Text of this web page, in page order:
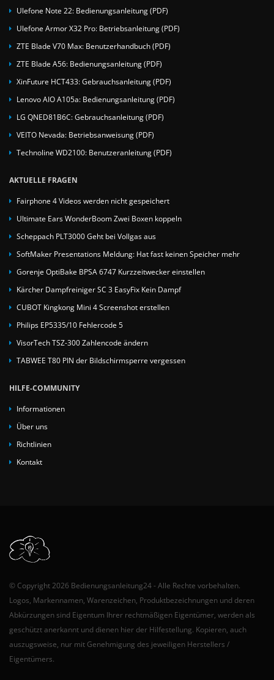
Ulefone Note 22: Bedienungsanleitung (PDF)
Ulefone Armor X32 Pro: Betriebsanleitung (PDF)
ZTE Blade V70 Max: Benutzerhandbuch (PDF)
ZTE Blade A56: Bedienungsanleitung (PDF)
XinFuture HCT433: Gebrauchsanleitung (PDF)
Lenovo AIO A105a: Bedienungsanleitung (PDF)
LG QNED81B6C: Gebrauchsanleitung (PDF)
VEITO Nevada: Betriebsanweisung (PDF)
Technoline WD2100: Benutzeranleitung (PDF)
AKTUELLE FRAGEN
Fairphone 4 Videos werden nicht gespeichert
Ultimate Ears WonderBoom Zwei Boxen koppeln
Scheppach PLT3000 Geht bei Vollgas aus
SoftMaker Presentations Meldung: Hat fast keinen Speicher mehr
Gorenje OptiBake BPSA 6747 Kurzzeitwecker einstellen
Kärcher Dampfreiniger SC 3 EasyFix Kein Dampf
CUBOT Kingkong Mini 4 Screenshot erstellen
Philips EP5335/10 Fehlercode 5
VisorTech TSZ-300 Zahlencode ändern
TABWEE T80 PIN der Bildschirmsperre vergessen
HILFE-COMMUNITY
Informationen
Über uns
Richtlinien
Kontakt
© Copyright 2026 Bedienungsanleitung24 - Alle Rechte vorbehalten.
Logos, Markennamen, Warenzeichen, Produktbezeichnungen und deren
Abkürzungen sind Eigentum Ihrer rechtmäßigen Eigentümer, werden als
geschützt anerkannt und dienen hier der Hilfestellung. Kopieren, auch
auszugsweise, nur mit Genehmigung des jeweiligen Herstellers /
Eigentümers.